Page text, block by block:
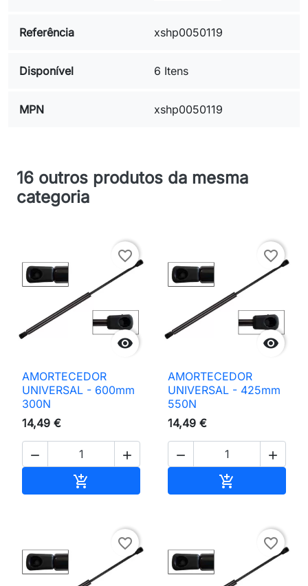
Referência xshp0050119
Disponível 6 Itens
MPN xshp0050119
16 outros produtos da mesma
categoria

favorite_border
AMORTECEDOR
UNIVERSAL - 600mm
300N
14,49 €
 


favorite_border
AMORTECEDOR
UNIVERSAL - 425mm
550N
14,49 €
 

favorite_border favorite_border